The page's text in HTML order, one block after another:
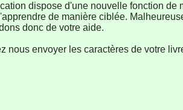
dispose d'une nouvelle fonction de
de manière ciblée.
donc de votre aide.
nous envoyer les caractères de votre